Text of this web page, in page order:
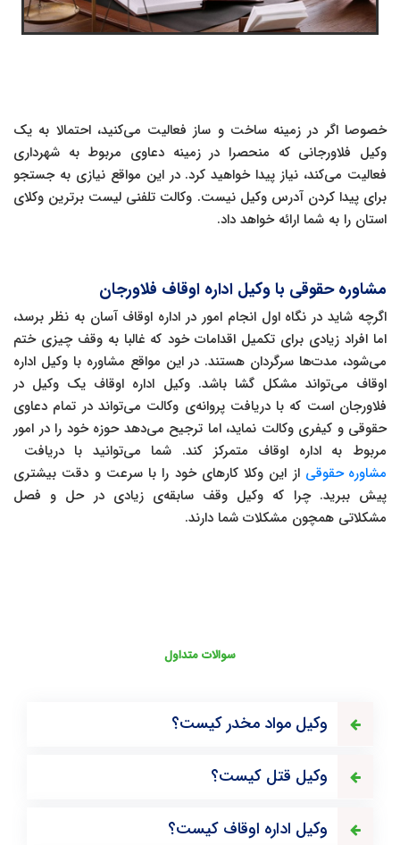
خصوصا اگر در زمینه ساخت و ساز فعالیت می‌کنید، احتمالا به یک
وکیل فلاورجانی که منحصرا در زمینه دعاوی مربوط به شهرداری
فعالیت می‌کند، نیاز پیدا خواهید کرد. در این مواقع نیازی به جستجو
برای پیدا کردن آدرس وکیل نیست. وکالت تلفنی لیست برترین وکلای
استان را به شما ارائه خواهد داد.
مشاوره حقوقی با وکیل اداره اوقاف فلاورجان
اگرچه شاید در نگاه اول انجام امور در اداره اوقاف آسان به نظر برسد،
اما افراد زیادی برای تکمیل اقدامات خود که غالبا به وقف چیزی ختم
می‌شود، مدت‌ها سرگردان هستند. در این مواقع مشاوره با وکیل اداره
اوقاف می‌تواند مشکل گشا باشد. وکیل اداره اوقاف یک وکیل در
فلاورجان است که با دریافت پروانه‌ی وکالت می‌تواند در تمام دعاوی
حقوقی و کیفری وکالت نماید، اما ترجیح می‌دهد حوزه خود را در امور
مربوط به اداره اوقاف متمرکز کند. شما می‌توانید با دریافت
مشاوره حقوقی از این وکلا کارهای خود را با سرعت و دقت بیشتری
پیش ببرید. چرا که وکیل وقف سابقه‌ی زیادی در حل و فصل
مشکلاتی همچون مشکلات شما دارند.
سوالات متداول
وکیل مواد مخدر کیست؟
وکیل قتل کیست؟
وکیل اداره اوقاف کیست؟